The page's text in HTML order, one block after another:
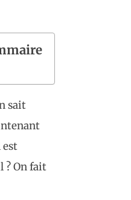
sait
est
? On fait